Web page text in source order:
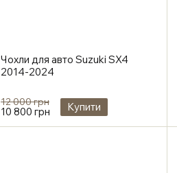
Чохли для авто Suzuki SX4
2014-2024
12 000 грн
10 800 грн Купити